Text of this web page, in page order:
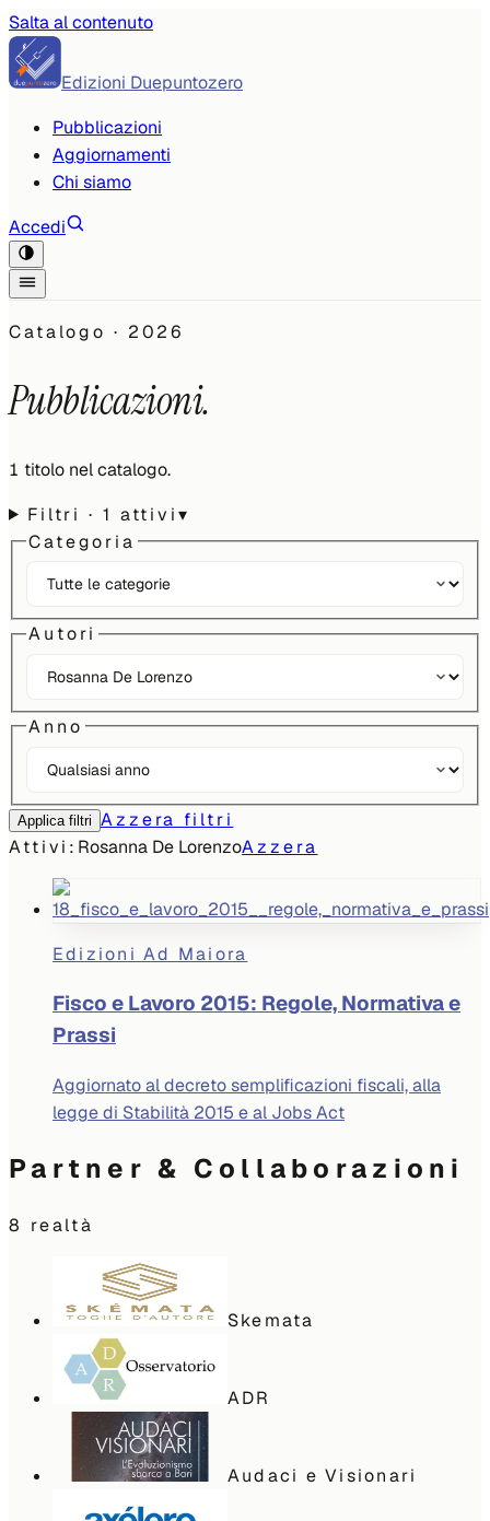
Salta al contenuto
Edizioni Duepuntozero
Pubblicazioni
Aggiornamenti
Chi siamo
Accedi
Catalogo · 2026
Pubblicazioni.
1 titolo nel catalogo.
Filtri· 1 attivi▾
Categoria
Autori
Anno
Applica filtri Azzera filtri
Attivi: Rosanna De LorenzoAzzera
Edizioni Ad Maiora
Fisco e Lavoro 2015: Regole, Normativa e
Prassi
Aggiornato al decreto semplificazioni fiscali, alla
legge di Stabilità 2015 e al Jobs Act
Partner & Collaborazioni
8 realtà
Skemata
ADR
Audaci e Visionari